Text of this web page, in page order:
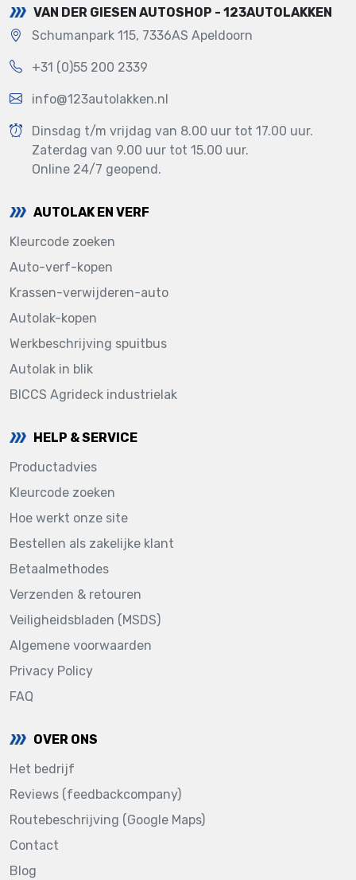
VAN DER GIESEN AUTOSHOP - 123AUTOLAKKEN
Schumanpark 115, 7336AS Apeldoorn
+31 (0)55 200 2339
info@123autolakken.nl
Dinsdag t/m vrijdag van 8.00 uur tot 17.00 uur.
Zaterdag van 9.00 uur tot 15.00 uur.
Online 24/7 geopend.
AUTOLAK EN VERF
Kleurcode zoeken
Auto-verf-kopen
Krassen-verwijderen-auto
Autolak-kopen
Werkbeschrijving spuitbus
Autolak in blik
BICCS Agrideck industrielak
HELP & SERVICE
Productadvies
Kleurcode zoeken
Hoe werkt onze site
Bestellen als zakelijke klant
Betaalmethodes
Verzenden & retouren
Veiligheidsbladen (MSDS)
Algemene voorwaarden
Privacy Policy
FAQ
OVER ONS
Het bedrijf
Reviews (feedbackcompany)
Routebeschrijving (Google Maps)
Contact
Blog